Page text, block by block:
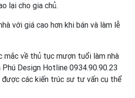
lại cho gia chủ.
với giá cao hơn khi bán và làm lễ
mắc về thủ tục mượn tuổi làm nhà
Phú Design Hotline 0934.90.90.23
được các kiến trúc sư tư vấn cụ thể